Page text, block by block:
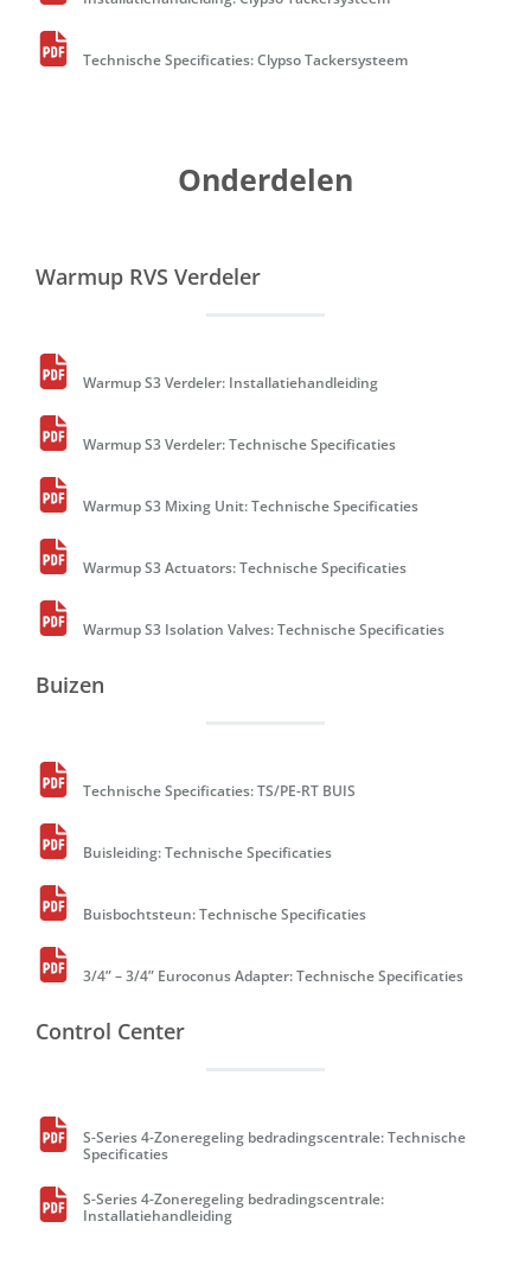
Technische Specificaties: Clypso Tackersysteem
Onderdelen
Warmup RVS Verdeler
Warmup S3 Verdeler: Installatiehandleiding
Warmup S3 Verdeler: Technische Specificaties
Warmup S3 Mixing Unit: Technische Specificaties
Warmup S3 Actuators: Technische Specificaties
Warmup S3 Isolation Valves: Technische Specificaties
Buizen
Technische Specificaties: TS/PE-RT BUIS
Buisleiding: Technische Specificaties
Buisbochtsteun: Technische Specificaties
3/4” – 3/4” Euroconus Adapter: Technische Specificaties
Control Center
S-Series 4-Zoneregeling bedradingscentrale: Technische
Specificaties
S-Series 4-Zoneregeling bedradingscentrale:
Installatiehandleiding